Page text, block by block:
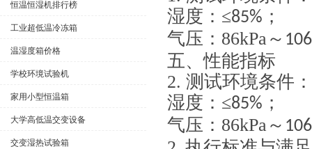
恒温恒湿机排行榜
工业超低温冷冻箱
温湿度箱价格
学校环境试验机
家用小型恒温箱
大学高低温交变设备
交变湿热试验箱
湿度：≤85% ；
气压： 86kPa ～
五、性能指标
2. 测试环境条件
湿度：≤85% ；
气压： 86kPa ～